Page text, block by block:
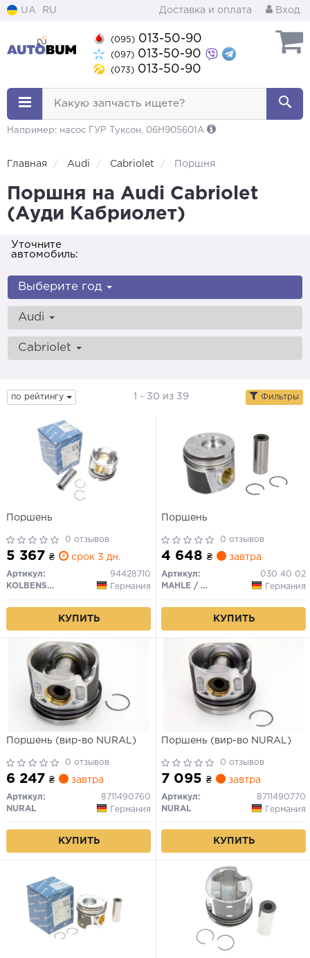
UA RU Доставка и оплата Вход
(095) 013-50-90
(097) 013-50-90
(073) 013-50-90
Какую запчасть ищете?
Например: насос ГУР Туксон, 06H905601A
Главная Audi Cabriolet Поршня
Поршня на Audi Cabriolet
(Ауди Кабриолет)
Уточните
автомобиль:
Выберите год
Audi
Cabriolet
по рейтингу 1 - 30 из 39 Фильтры
Поршень
0 отзывов
5 367 ₴ срок 3 дн.
Артикул:
94428710
KOLBENSCHMIDT
Германия
КУПИТЬ
Поршень
0 отзывов
4 648 ₴ завтра
Артикул:
030 40 02
MAHLE / KNECHT
Германия
КУПИТЬ
Поршень (вир-во NURAL)
0 отзывов
6 247 ₴ завтра
Артикул:
8711490760
NURAL
Германия
КУПИТЬ
Поршень (вир-во NURAL)
0 отзывов
7 095 ₴ завтра
Артикул:
8711490770
NURAL
Германия
КУПИТЬ